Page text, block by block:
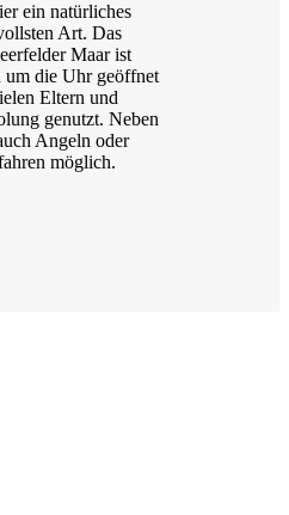
ein natürliches
Art. Das
Maar ist
um die Uhr geöffnet
Eltern und
genutzt. Neben
Angeln oder
möglich.